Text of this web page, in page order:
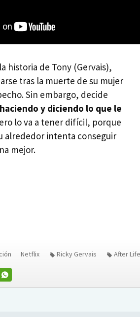
historia de Tony (Gervais),
tras la muerte de su mujer
Sin embargo, decide
haciendo y diciendo lo que le
lo va a tener difícil, porque
alrededor intenta conseguir
mejor.
Netflix Ricky Gervais After Life